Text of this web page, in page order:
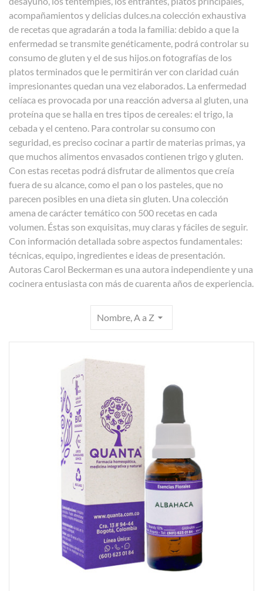
acompañamientos y delicias dulces.na colección exhaustiva
de recetas que agradarán a toda la familia: debido a que la
enfermedad se transmite genéticamente, podrá controlar su
consumo de gluten y el de sus hijos.on fotografías de los
platos terminados que le permitirán ver con claridad cuán
impresionantes quedan una vez elaborados. La enfermedad
celíaca es provocada por una reacción adversa al gluten, una
proteína que se halla en tres tipos de cereales: el trigo, la
cebada y el centeno. Para controlar su consumo con
seguridad, es preciso cocinar a partir de materias primas, ya
que muchos alimentos envasados contienen trigo y gluten.
Con estas recetas podrá disfrutar de alimentos que creía
fuera de su alcance, como el pan o los pasteles, que no
parecen posibles en una dieta sin gluten. Una colección
amena de carácter temático con 500 recetas en cada
volumen. Éstas son exquisitas, muy claras y fáciles de seguir.
Con información detallada sobre aspectos fundamentales:
técnicas, equipo, ingredientes e ideas de presentación.
Autoras Carol Beckerman es una autora independiente y una
cocinera entusiasta con más de cuarenta años de experiencia.
Nombre, A a Z arrow_drop_down